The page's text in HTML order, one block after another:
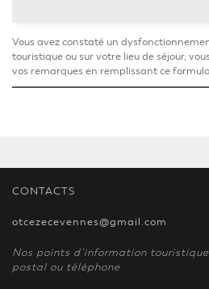
Vous avez constaté un
touristique ou sur votre lieu de séjour,
vos remarques en remplissant ce
CONTACTS
otcezecevennes@gmail.com
Nos points d’information
postal ou téléphone